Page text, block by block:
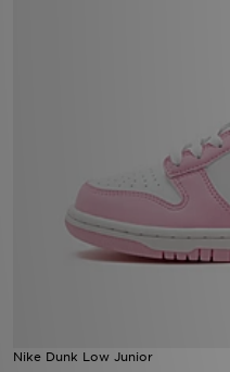
Nike Dunk Low Junior